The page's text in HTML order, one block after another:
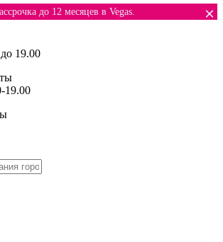
до 12 месяцев в Vegas. ×
19.00
19.00